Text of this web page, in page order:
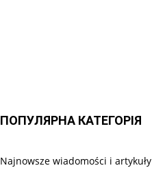
ПОПУЛЯРНА КАТЕГОРІЯ
Najnowsze wiadomości i artykuły